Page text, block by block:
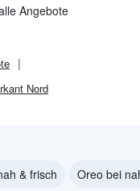
Angebote
Nord
& frisch Oreo bei